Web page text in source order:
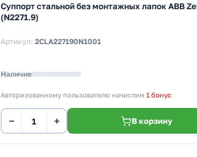
Суппорт стальной без монтажных лапок ABB
(N2271.9)
Артикул: 2CLA227190N1001
Наличие
Авторизованному пользователю начислим 1 бонус
− + В корзину